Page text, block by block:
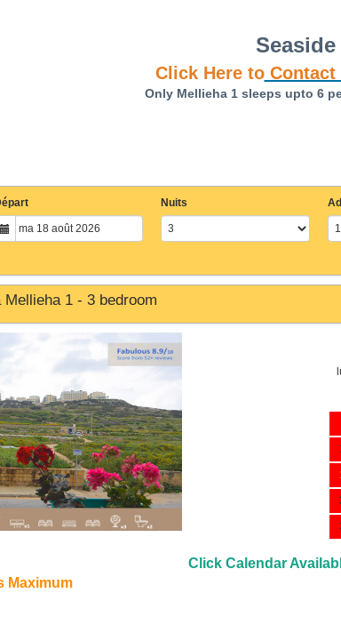
Click Here toContact
Only Mellieha 1 sleeps upto 6
Nuits
1 - 3 bedroom
Click Calendar
Maximum